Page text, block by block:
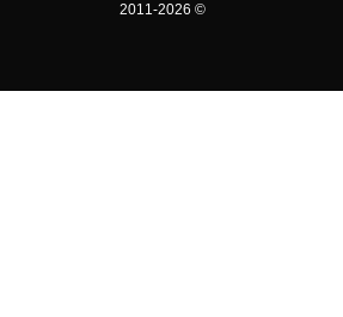
2011-2026 ©